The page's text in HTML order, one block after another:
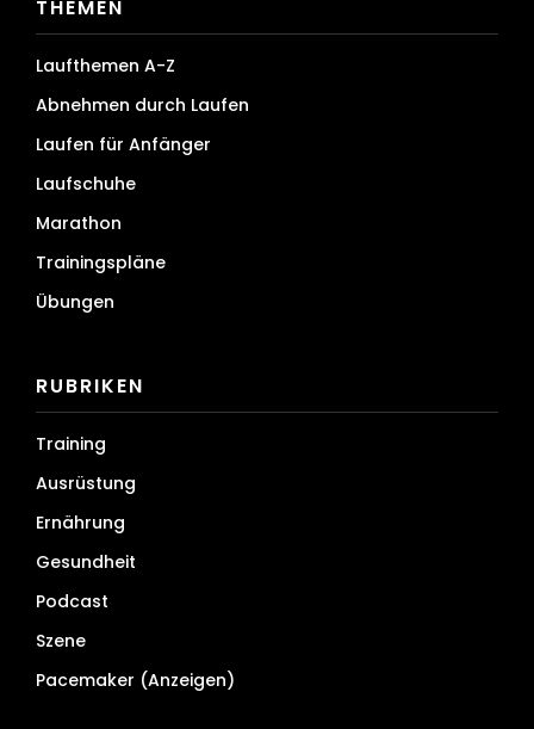
THEMEN
Laufthemen A-Z
Abnehmen durch Laufen
Laufen für Anfänger
Laufschuhe
Marathon
Trainingspläne
Übungen
RUBRIKEN
Training
Ausrüstung
Ernährung
Gesundheit
Podcast
Szene
Pacemaker (Anzeigen)